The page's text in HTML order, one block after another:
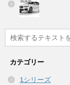
カテゴリー
1シリーズ